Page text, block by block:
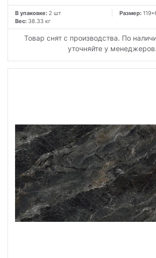
В упаковке: 2 шт Размер:
Вес: 38.33 кг
Товар снят с производства. По
уточняйте у менеджеров.